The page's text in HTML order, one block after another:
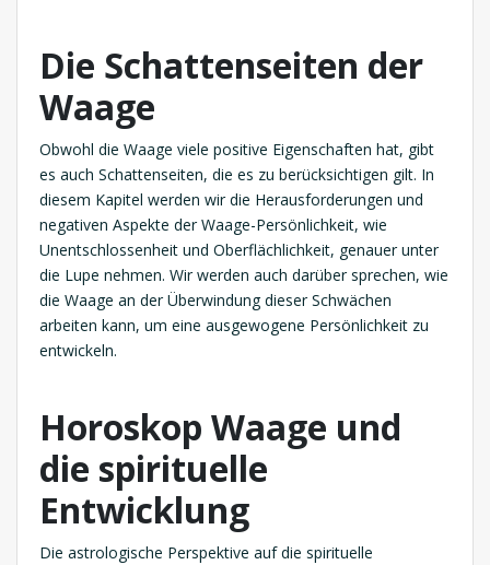
Die Schattenseiten der
Waage
Obwohl die Waage viele positive Eigenschaften hat, gibt
es auch Schattenseiten, die es zu berücksichtigen gilt. In
diesem Kapitel werden wir die Herausforderungen und
negativen Aspekte der Waage-Persönlichkeit, wie
Unentschlossenheit und Oberflächlichkeit, genauer unter
die Lupe nehmen. Wir werden auch darüber sprechen, wie
die Waage an der Überwindung dieser Schwächen
arbeiten kann, um eine ausgewogene Persönlichkeit zu
entwickeln.
Horoskop Waage und
die spirituelle
Entwicklung
Die astrologische Perspektive auf die spirituelle